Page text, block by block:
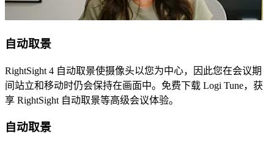
自动取景
RightSight 4 自动取景使摄像头以您为中心，因此您在会议期
间站立和移动时仍会保持在画面中。免费下载 Logi Tune，获
享 RightSight 自动取景等高级会议体验。
自动取景